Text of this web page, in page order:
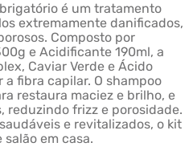
é um tratamento
extremamente danificados,
Composto por
e Acidificante 190ml, a
Caviar Verde e Ácido
fibra capilar. O shampoo
restaura maciez e brilho, e
reduzindo frizz e porosidade.
e revitalizados, o kit
em casa.